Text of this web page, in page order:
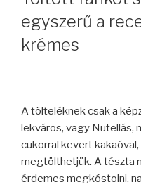
egyszerű a
krémes
A tölteléknek csak a
lekváros, vagy Nutellás,
cukorral kevert
megtölthetjük. A tészta
érdemes megkóstolni,